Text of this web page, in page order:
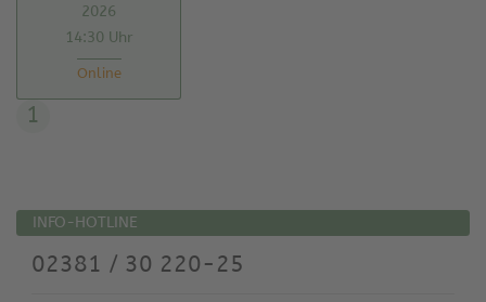
2026
14:30 Uhr
Online
1
INFO-HOTLINE
02381 / 30 220-25